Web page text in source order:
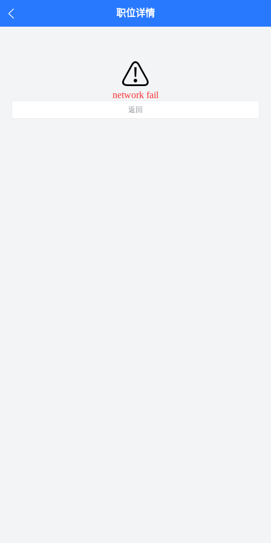
职位详情
⚠
network fail
返回